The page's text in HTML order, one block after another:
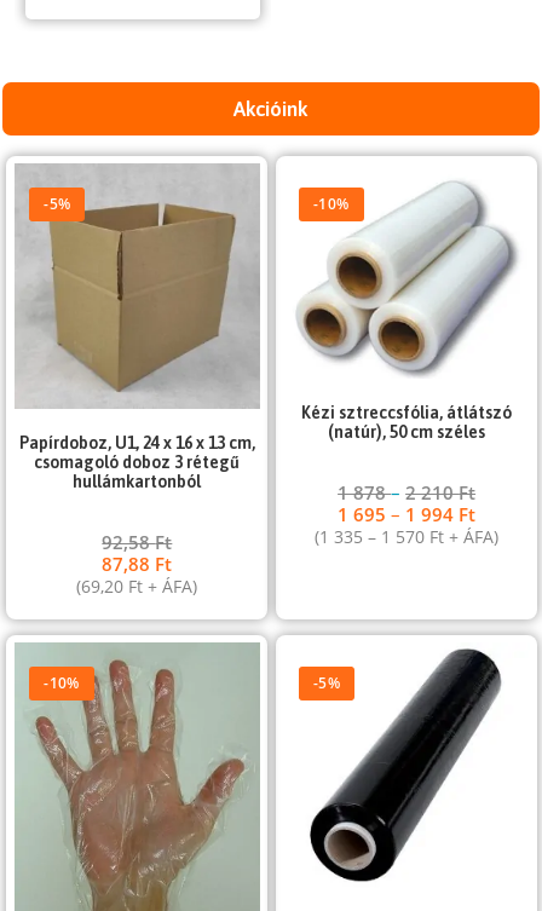
Akcióink
-5%
Papírdoboz, U1, 24 x 16 x 13 cm,
csomagoló doboz 3 rétegű
hullámkartonból
92,58Ft
87,88 Ft
(69,20 Ft + ÁFA)
-10%
Kézi sztreccsfólia, átlátszó
(natúr), 50 cm széles
1 878–2 210Ft
1 695– 1 994 Ft
(1 335– 1 570 Ft + ÁFA)
-10% -5%